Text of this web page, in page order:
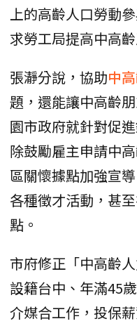
上的高齡人口勞動
求勞工局提高中高
張瀞分說，協助中
題，還能讓中高齡
園市政府就針對促
除鼓勵雇主申請中
區關懷據點加強宣
各種徵才活動，甚
點。
市府修正「中高齡
設籍台中、年滿45
介媒合工作，投保